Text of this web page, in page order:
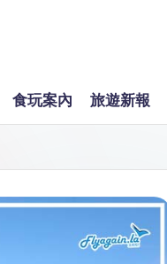
食玩案內 旅遊新報